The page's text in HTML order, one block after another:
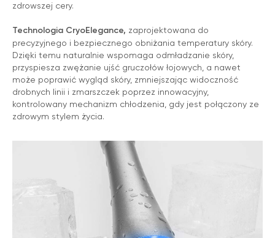
zdrowszej cery.
Technologia CryoElegance, zaprojektowana do
precyzyjnego i bezpiecznego obniżania temperatury skóry.
Dzięki temu naturalnie wspomaga odmładzanie skóry,
przyspiesza zwężanie ujść gruczołów łojowych, a nawet
może poprawić wygląd skóry, zmniejszając widoczność
drobnych linii i zmarszczek poprzez innowacyjny,
kontrolowany mechanizm chłodzenia, gdy jest połączony ze
zdrowym stylem życia.